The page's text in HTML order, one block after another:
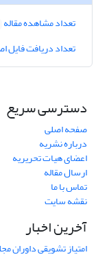
تعداد مشاهده مقاله
تعداد دریافت فایل
دسترسی سریع
صفحه اصلی
درباره نشریه
اعضای هیات تحریریه
ارسال مقاله
تماس با ما
نقشه سایت
آخرین اخبار
امتیاز تشویقی داوران